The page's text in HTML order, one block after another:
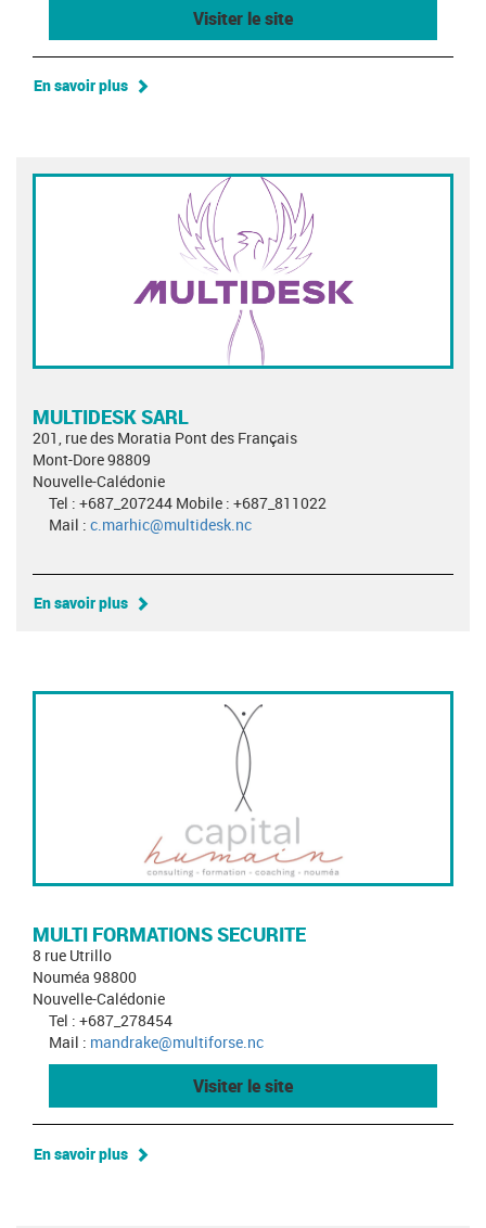
Visiter le site
En savoir plus
MULTIDESK SARL
201, rue des Moratia Pont des Français
Mont-Dore 98809
Nouvelle-Calédonie
Tel : +687_207244 Mobile : +687_811022
Mail : c.marhic@multidesk.nc
En savoir plus
MULTI FORMATIONS SECURITE
8 rue Utrillo
Nouméa 98800
Nouvelle-Calédonie
Tel : +687_278454
Mail : mandrake@multiforse.nc
Visiter le site
En savoir plus